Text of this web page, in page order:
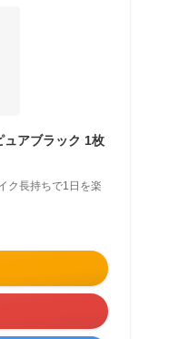
ュアブラック 1枚
ク長持ちで1日を楽